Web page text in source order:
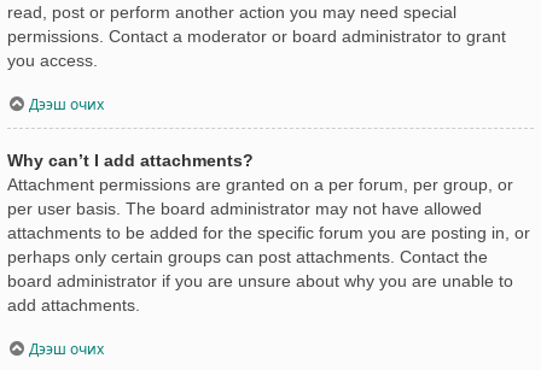
read, post or perform another action you may need special
permissions. Contact a moderator or board administrator to grant
you access.
Дээш очих
Why can’t I add attachments?
Attachment permissions are granted on a per forum, per group, or
per user basis. The board administrator may not have allowed
attachments to be added for the specific forum you are posting in, or
perhaps only certain groups can post attachments. Contact the
board administrator if you are unsure about why you are unable to
add attachments.
Дээш очих